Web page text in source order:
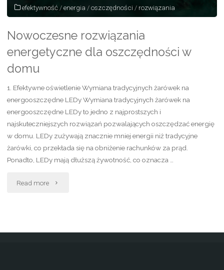
efektywność / energia / oszczędności / rozwiązania
Nowoczesne rozwiązania
energetyczne dla oszczędności w
domu
1. Efektywne oświetlenie Wymiana tradycyjnych żarówek na
energooszczędne LEDy Wymiana tradycyjnych żarówek na
energooszczędne LEDy to jedno z najprostszych i
najskuteczniejszych rozwiązań pozwalających oszczędzać energię
w domu. LEDy zużywają znacznie mniej energii niż tradycyjne
żarówki, co przekłada się na obniżenie rachunków za prąd.
Ponadto, LEDy mają dłuższą żywotność, co oznacza …
Read more "Nowoczesne